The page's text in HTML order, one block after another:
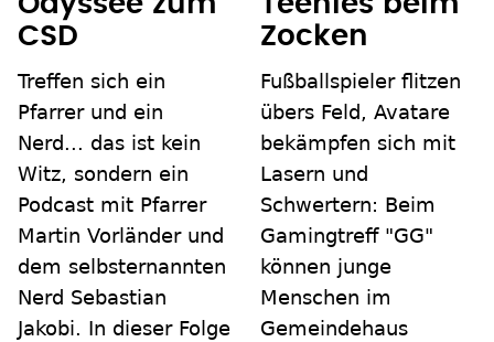
CSD
Treffen sich ein
Pfarrer und ein
Nerd... das ist kein
Witz, sondern ein
Podcast mit Pfarrer
Martin Vorländer und
dem selbsternannten
Nerd Sebastian
Jakobi. In dieser Folge
Zocken
Fußballspieler flitzen
übers Feld, Avatare
bekämpfen sich mit
Lasern und
Schwertern: Beim
Gamingtreff "GG"
können junge
Menschen im
Gemeindehaus